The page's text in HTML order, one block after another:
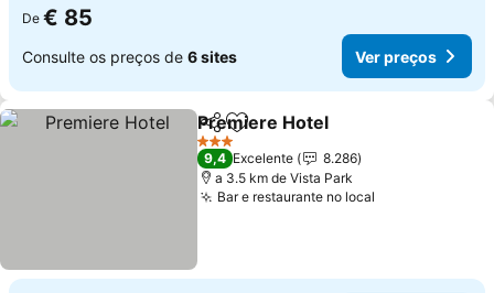
De € 85
Consulte os preços de 6 sites Ver preços
PartilharAdicionar aos favoritos
Premiere Hotel
3 Estrelas
9,4 Excelente
8.286
a 3.5 km de Vista Park
Bar e restaurante no local